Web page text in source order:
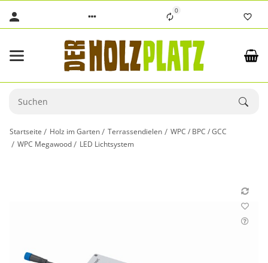
0
Startseite Holz im Garten Terrassendielen
WPC / BPC / GCC
WPC Megawood
LED Lichtsystem